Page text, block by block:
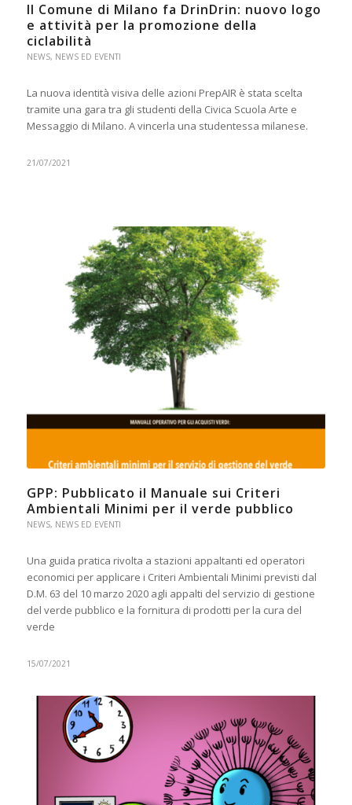
Il Comune di Milano fa DrinDrin: nuovo logo
e attività per la promozione della
ciclabilità
NEWS, NEWS ED EVENTI
La nuova identità visiva delle azioni PrepAIR è stata scelta
tramite una gara tra gli studenti della Civica Scuola Arte e
Messaggio di Milano. A vincerla una studentessa milanese.
21/07/2021
GPP: Pubblicato il Manuale sui Criteri
Ambientali Minimi per il verde pubblico
NEWS, NEWS ED EVENTI
Una guida pratica rivolta a stazioni appaltanti ed operatori
economici per applicare i Criteri Ambientali Minimi previsti dal
D.M. 63 del 10 marzo 2020 agli appalti del servizio di gestione
del verde pubblico e la fornitura di prodotti per la cura del
verde
15/07/2021